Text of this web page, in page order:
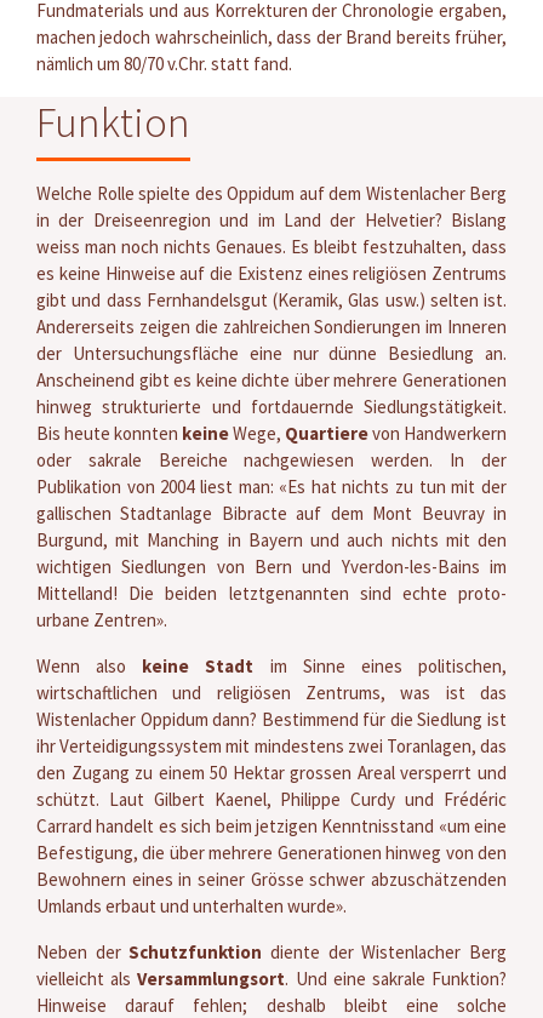
Fundmaterials und aus Korrekturen der Chronologie ergaben,
machen jedoch wahrscheinlich, dass der Brand bereits früher,
nämlich um 80/70 v.Chr. statt fand.
Funktion
Welche Rolle spielte des Oppidum auf dem Wistenlacher Berg
in der Dreiseenregion und im Land der Helvetier? Bislang
weiss man noch nichts Genaues. Es bleibt festzuhalten, dass
es keine Hinweise auf die Existenz eines religiösen Zentrums
gibt und dass Fernhandelsgut (Keramik, Glas usw.) selten ist.
Andererseits zeigen die zahlreichen Sondierungen im Inneren
der Untersuchungsfläche eine nur dünne Besiedlung an.
Anscheinend gibt es keine dichte über mehrere Generationen
hinweg strukturierte und fortdauernde Siedlungstätigkeit.
Bis heute konnten keineWege, Quartierevon Handwerkern
oder sakrale Bereiche nachgewiesen werden. In der
Publikation von 2004 liest man: «Es hat nichts zu tun mit der
gallischen Stadtanlage Bibracte auf dem Mont Beuvray in
Burgund, mit Manching in Bayern und auch nichts mit den
wichtigen Siedlungen von Bern und Yverdon-les-Bains im
Mittelland! Die beiden letztgenannten sind echte proto-
urbane Zentren».
Wenn also keine Stadt im Sinne eines politischen,
wirtschaftlichen und religiösen Zentrums, was ist das
Wistenlacher Oppidum dann? Bestimmend für die Siedlung ist
ihr Verteidigungssystem mit mindestens zwei Toranlagen, das
den Zugang zu einem 50 Hektar grossen Areal versperrt und
schützt. Laut Gilbert Kaenel, Philippe Curdy und Frédéric
Carrard handelt es sich beim jetzigen Kenntnisstand «um eine
Befestigung, die über mehrere Generationen hinweg von den
Bewohnern eines in seiner Grösse schwer abzuschätzenden
Umlands erbaut und unterhalten wurde».
Neben derSchutzfunktion diente der Wistenlacher Berg
vielleicht alsVersammlungsort. Und eine sakrale Funktion?
Hinweise darauf fehlen; deshalb bleibt eine solche